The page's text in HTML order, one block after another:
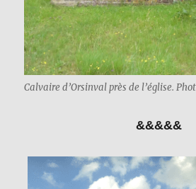
Calvaire d’Orsinval près de l’église.
&&&&&